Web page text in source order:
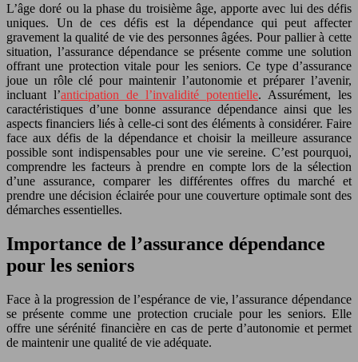
L’âge doré ou la phase du troisième âge, apporte avec lui des défis
uniques. Un de ces défis est la dépendance qui peut affecter
gravement la qualité de vie des personnes âgées. Pour pallier à cette
situation, l’assurance dépendance se présente comme une solution
offrant une protection vitale pour les seniors. Ce type d’assurance
joue un rôle clé pour maintenir l’autonomie et préparer l’avenir,
incluant l’anticipation de l’invalidité potentielle. Assurément, les
caractéristiques d’une bonne assurance dépendance ainsi que les
aspects financiers liés à celle-ci sont des éléments à considérer. Faire
face aux défis de la dépendance et choisir la meilleure assurance
possible sont indispensables pour une vie sereine. C’est pourquoi,
comprendre les facteurs à prendre en compte lors de la sélection
d’une assurance, comparer les différentes offres du marché et
prendre une décision éclairée pour une couverture optimale sont des
démarches essentielles.
Importance de l’assurance dépendance
pour les seniors
Face à la progression de l’espérance de vie, l’assurance dépendance
se présente comme une protection cruciale pour les seniors. Elle
offre une sérénité financière en cas de perte d’autonomie et permet
de maintenir une qualité de vie adéquate.